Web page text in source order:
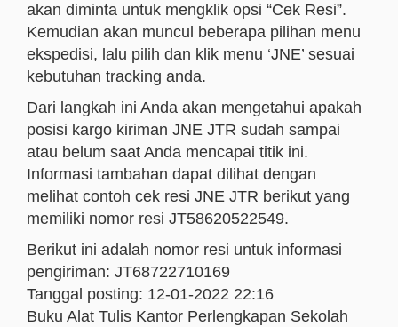
akan diminta untuk mengklik opsi “Cek Resi”.
Kemudian akan muncul beberapa pilihan menu
ekspedisi, lalu pilih dan klik menu ‘JNE’ sesuai
kebutuhan tracking anda.
Dari langkah ini Anda akan mengetahui apakah
posisi kargo kiriman JNE JTR sudah sampai
atau belum saat Anda mencapai titik ini.
Informasi tambahan dapat dilihat dengan
melihat contoh cek resi JNE JTR berikut yang
memiliki nomor resi JT58620522549.
Berikut ini adalah nomor resi untuk informasi
pengiriman: JT68722710169
Tanggal posting: 12-01-2022 22:16
Buku Alat Tulis Kantor Perlengkapan Sekolah